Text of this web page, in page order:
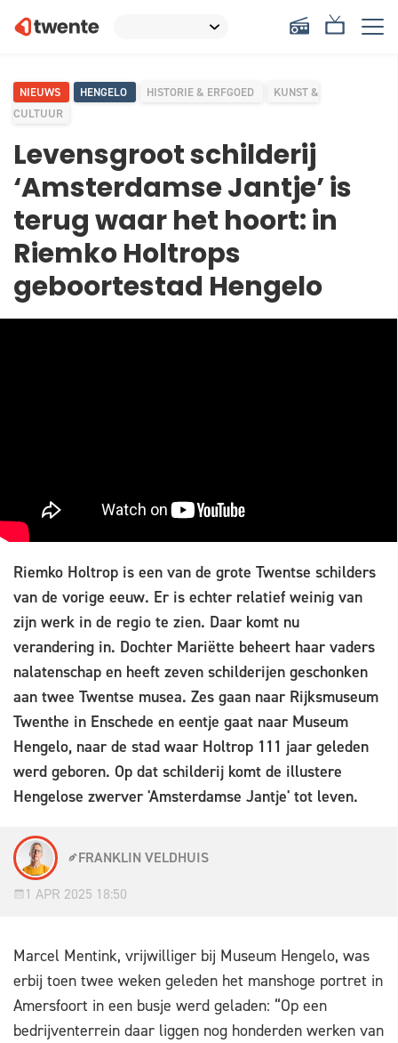
NIEUWS HENGELO HISTORIE & ERFGOED
KUNST &
CULTUUR
Levensgroot schilderij
‘Amsterdamse Jantje’ is
terug waar het hoort: in
Riemko Holtrops
geboortestad Hengelo
Riemko Holtrop is een van de grote Twentse schilders
van de vorige eeuw. Er is echter relatief weinig van
zijn werk in de regio te zien. Daar komt nu
verandering in. Dochter Mariëtte beheert haar vaders
nalatenschap en heeft zeven schilderijen geschonken
aan twee Twentse musea. Zes gaan naar Rijksmuseum
Twenthe in Enschede en eentje gaat naar Museum
Hengelo, naar de stad waar Holtrop 111 jaar geleden
werd geboren. Op dat schilderij komt de illustere
Hengelose zwerver 'Amsterdamse Jantje' tot leven.
FRANKLIN VELDHUIS
1 APR 2025 18:50
Marcel Mentink, vrijwilliger bij Museum Hengelo, was
erbij toen twee weken geleden het manshoge portret in
Amersfoort in een busje werd geladen: “Op een
bedrijventerrein daar liggen nog honderden werken van